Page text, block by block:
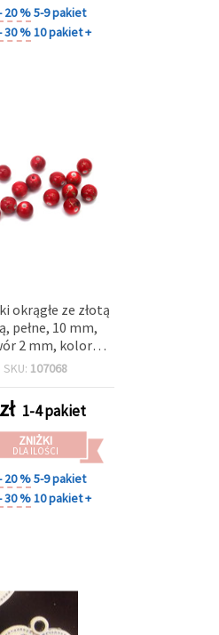
20 %5-9 pakiet
30 %10 pakiet +
okrągłe ze złotą
pełne, 10 mm,
2 mm, kolor
20 g ±40 szt.
SKU: 107068
1-4 pakiet
ZNIŻKI
DLA ILOŚCI
20 %5-9 pakiet
30 %10 pakiet +